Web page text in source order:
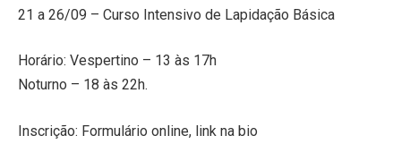
21 a 26/09 – Curso Intensivo de Lapidação Básica
Horário: Vespertino – 13 às 17h
Noturno – 18 às 22h.
Inscrição: Formulário online, link na bio